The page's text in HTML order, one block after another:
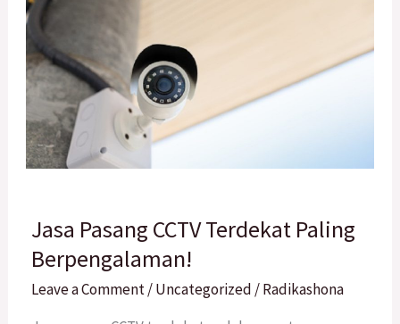
Jasa Pasang CCTV Terdekat Paling
Berpengalaman!
Leave a Comment/Uncategorized /Radikashona
Pasang
CCTV
Terdekat
Paling